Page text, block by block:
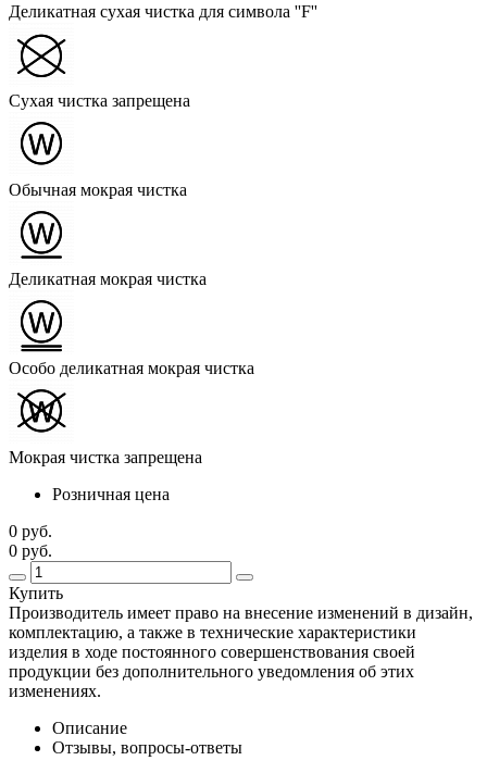
Деликатная сухая чистка для символа ''F''
Сухая чистка запрещена
Обычная мокрая чистка
Деликатная мокрая чистка
Особо деликатная мокрая чистка
Мокрая чистка запрещена
Розничная цена
0 руб.
0 руб.
Купить
Производитель имеет право на внесение изменений в дизайн,
комплектацию, а также в технические характеристики
изделия в ходе постоянного совершенствования своей
продукции без дополнительного уведомления об этих
изменениях.
Описание
Отзывы, вопросы-ответы